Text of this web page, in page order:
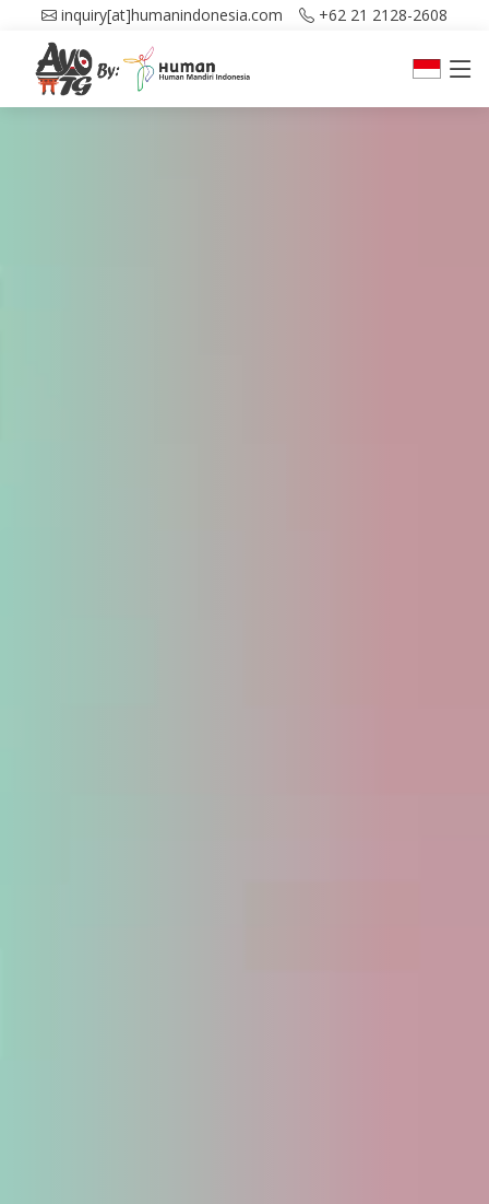
inquiry[at]humanindonesia.com +62 21 2128-2608